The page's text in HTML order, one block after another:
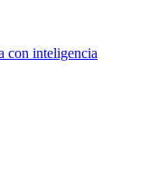
con inteligencia